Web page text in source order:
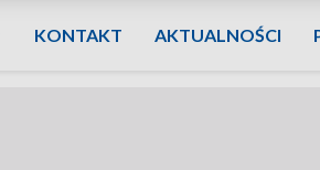
KONTAKT AKTUALNOŚCI